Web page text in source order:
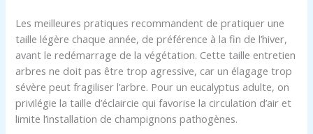
Les meilleures pratiques recommandent de pratiquer une
taille légère chaque année, de préférence à la fin de l’hiver,
avant le redémarrage de la végétation. Cette taille entretien
arbres ne doit pas être trop agressive, car un élagage trop
sévère peut fragiliser l’arbre. Pour un eucalyptus adulte, on
privilégie la taille d’éclaircie qui favorise la circulation d’air et
limite l’installation de champignons pathogènes.